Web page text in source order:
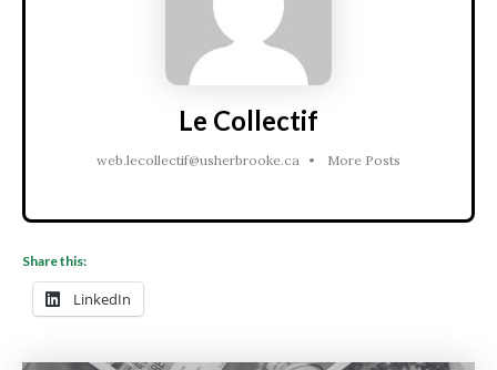
Le Collectif
web.lecollectif@usherbrooke.ca • More Posts
Share this:
LinkedIn